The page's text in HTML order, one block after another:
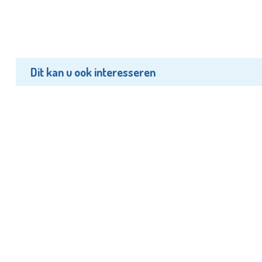
Dit kan u ook interesseren